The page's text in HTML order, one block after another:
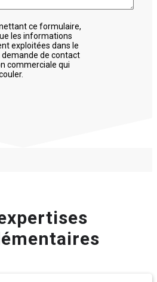
ce formulaire,
les informations
exploitées dans le
demande de contact
commerciale qui